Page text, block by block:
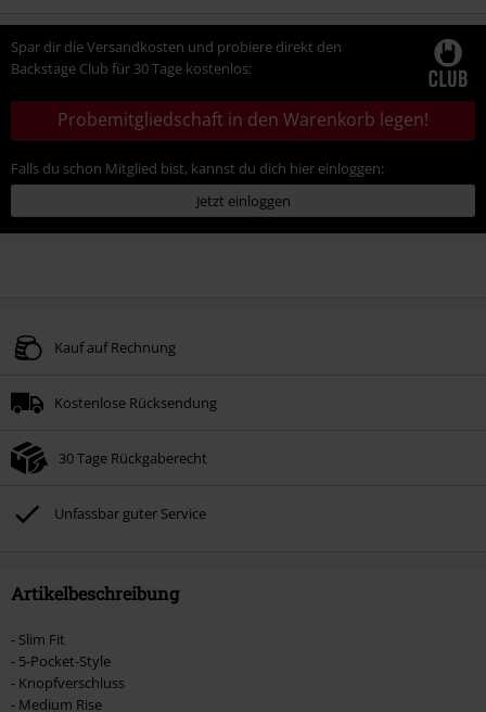
Spar dir die Versandkosten und probiere direkt den
Backstage Club für 30 Tage kostenlos:
Probemitgliedschaft in den Warenkorb legen!
Falls du schon Mitglied bist, kannst du dich hier einloggen:
Jetzt einloggen
Kauf auf Rechnung
Kostenlose Rücksendung
30 Tage Rückgaberecht
Unfassbar guter Service
Artikelbeschreibung
- Slim Fit
- 5-Pocket-Style
- Knopfverschluss
- Medium Rise